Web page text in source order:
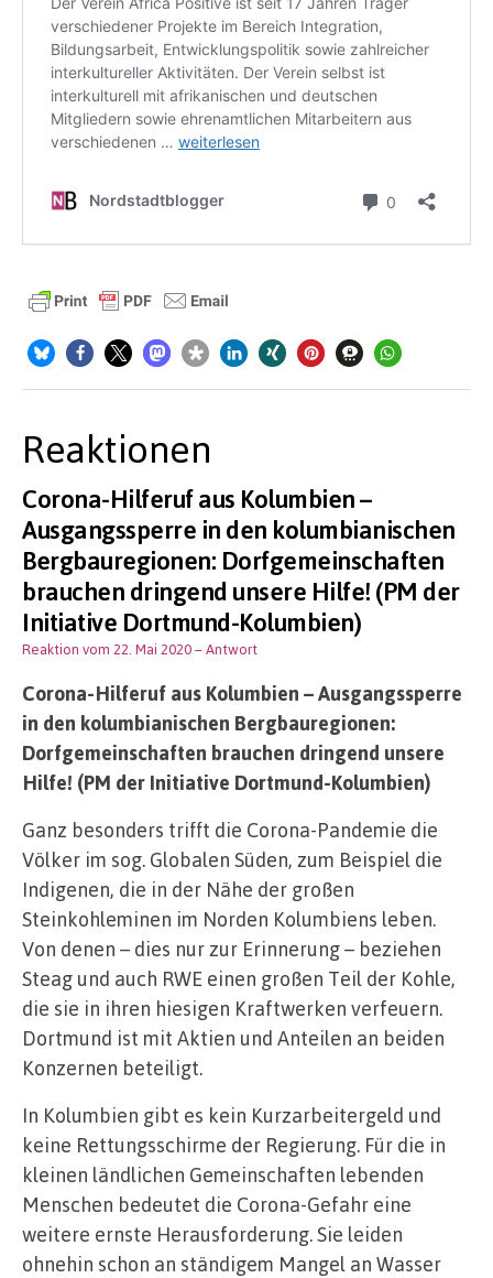
Reaktionen
Corona-Hilferuf aus Kolumbien –
Ausgangssperre in den kolumbianischen
Bergbauregionen: Dorfgemeinschaften
brauchen dringend unsere Hilfe! (PM der
Initiative Dortmund-Kolumbien)
Reaktion vom 22. Mai 2020– Antwort
Corona-Hilferuf aus Kolumbien – Ausgangssperre
in den kolumbianischen Bergbauregionen:
Dorfgemeinschaften brauchen dringend unsere
Hilfe! (PM der Initiative Dortmund-Kolumbien)
Ganz besonders trifft die Corona-Pandemie die
Völker im sog. Globalen Süden, zum Beispiel die
Indigenen, die in der Nähe der großen
Steinkohleminen im Norden Kolumbiens leben.
Von denen – dies nur zur Erinnerung – beziehen
Steag und auch RWE einen großen Teil der Kohle,
die sie in ihren hiesigen Kraftwerken verfeuern.
Dortmund ist mit Aktien und Anteilen an beiden
Konzernen beteiligt.
In Kolumbien gibt es kein Kurzarbeitergeld und
keine Rettungsschirme der Regierung. Für die in
kleinen ländlichen Gemeinschaften lebenden
Menschen bedeutet die Corona-Gefahr eine
weitere ernste Herausforderung. Sie leiden
ohnehin schon an ständigem Mangel an Wasser